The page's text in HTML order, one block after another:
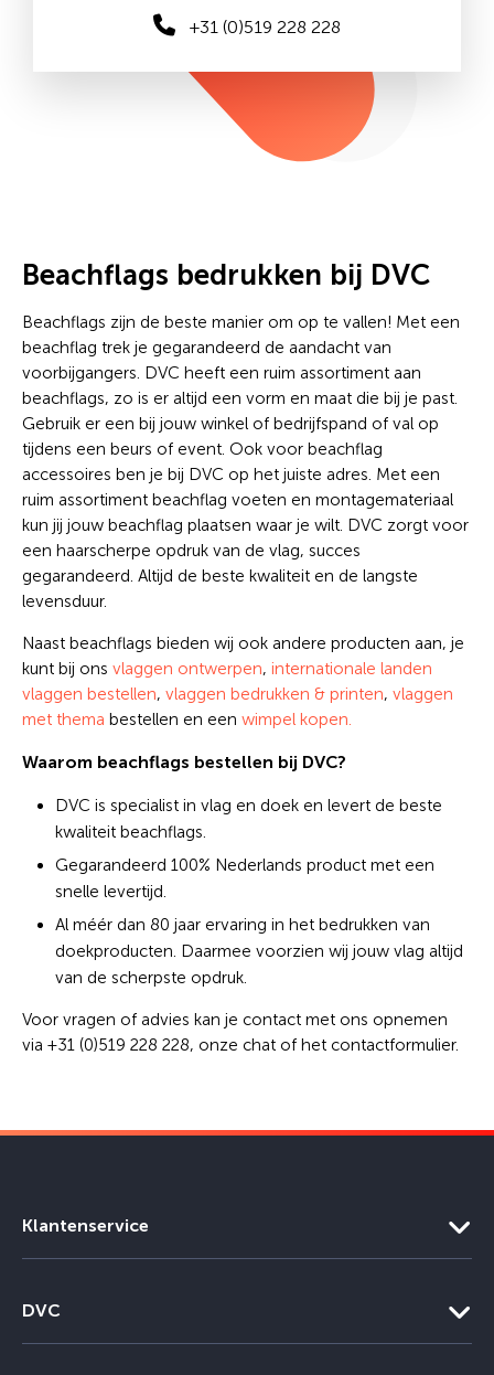
+31 (0)519 228 228
Beachflags bedrukken bij DVC
Beachflags zijn de beste manier om op te vallen! Met een
beachflag trek je gegarandeerd de aandacht van
voorbijgangers. DVC heeft een ruim assortiment aan
beachflags, zo is er altijd een vorm en maat die bij je past.
Gebruik er een bij jouw winkel of bedrijfspand of val op
tijdens een beurs of event. Ook voor beachflag
accessoires ben je bij DVC op het juiste adres. Met een
ruim assortiment beachflag voeten en montagemateriaal
kun jij jouw beachflag plaatsen waar je wilt. DVC zorgt voor
een haarscherpe opdruk van de vlag, succes
gegarandeerd. Altijd de beste kwaliteit en de langste
levensduur.
Naast beachflags bieden wij ook andere producten aan, je
kunt bij ons vlaggen ontwerpen, internationale landen
vlaggen bestellen, vlaggen bedrukken & printen, vlaggen
met thema bestellen en een wimpel kopen.
Waarom beachflags bestellen bij DVC?
DVC is specialist in vlag en doek en levert de beste
kwaliteit beachflags.
Gegarandeerd 100% Nederlands product met een
snelle levertijd.
Al méér dan 80 jaar ervaring in het bedrukken van
doekproducten. Daarmee voorzien wij jouw vlag altijd
van de scherpste opdruk.
Voor vragen of advies kan je contact met ons opnemen
via +31 (0)519 228 228, onze chat of het contactformulier.
Klantenservice
DVC